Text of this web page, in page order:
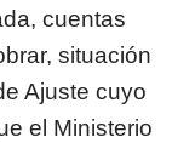
cuentas
situación
Ajuste cuyo
el Ministerio